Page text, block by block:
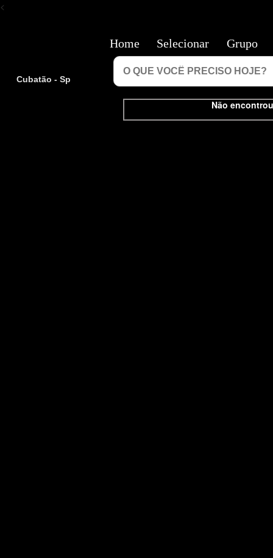
<
Cubatão - Sp
Não
Home Selecionar Grupo